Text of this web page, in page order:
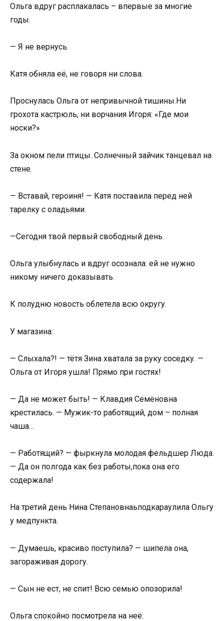
Ольга вдруг расплакалась – впервые за многие
годы.
— Я не вернусь.
Катя обняла её, не говоря ни слова.
Проснулась Ольга от непривычной тишины.Ни
грохота кастрюль, ни ворчания Игоря: «Где мои
носки?»
За окном пели птицы. Солнечный зайчик танцевал на
стене.
— Вставай, героиня! — Катя поставила перед ней
тарелку с оладьями.
—Сегодня твой первый свободный день.
Ольга улыбнулась и вдруг осознала: ей не нужно
никому ничего доказывать.
К полудню новость облетела всю округу.
У магазина:
— Слыхала?! — тётя Зина хватала за руку соседку. —
Ольга от Игоря ушла! Прямо при гостях!
— Да не может быть! — Клавдия Семёновна
крестилась. — Мужик-то работящий, дом – полная
чаша…
— Работящий? — фыркнула молодая фельдшер Люда.
— Да он полгода как без работы,пока она его
содержала!
На третий день Нина Степановнаьподкараулила Ольгу
у медпункта.
— Думаешь, красиво поступила? — шипела она,
загораживая дорогу.
— Сын не ест, не спит! Всю семью опозорила!
Ольга спокойно посмотрела на неё: